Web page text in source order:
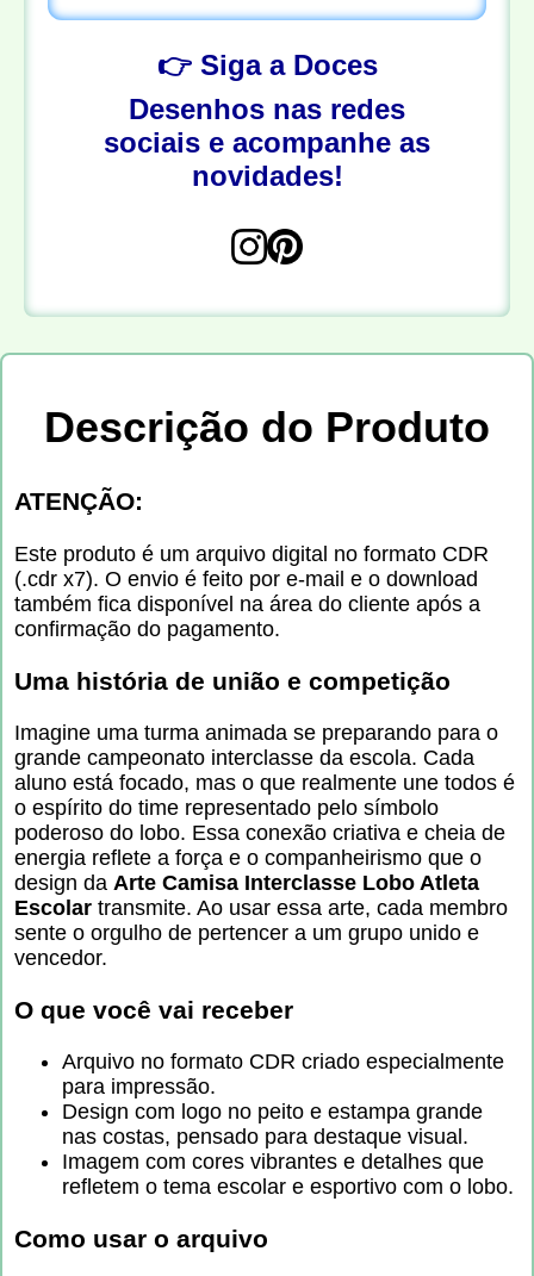
👉 Siga a Doces
Desenhos nas redes
sociais e acompanhe as
novidades!
Descrição do Produto
ATENÇÃO:
Este produto é um arquivo digital no formato CDR
(.cdr x7). O envio é feito por e-mail e o download
também fica disponível na área do cliente após a
confirmação do pagamento.
Uma história de união e competição
Imagine uma turma animada se preparando para o
grande campeonato interclasse da escola. Cada
aluno está focado, mas o que realmente une todos é
o espírito do time representado pelo símbolo
poderoso do lobo. Essa conexão criativa e cheia de
energia reflete a força e o companheirismo que o
design da Arte Camisa Interclasse Lobo Atleta
Escolar transmite. Ao usar essa arte, cada membro
sente o orgulho de pertencer a um grupo unido e
vencedor.
O que você vai receber
Arquivo no formato CDR criado especialmente
para impressão.
Design com logo no peito e estampa grande
nas costas, pensado para destaque visual.
Imagem com cores vibrantes e detalhes que
refletem o tema escolar e esportivo com o lobo.
Como usar o arquivo